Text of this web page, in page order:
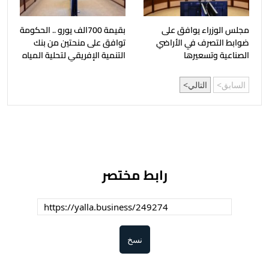
مجلس الوزراء يوافق على
ضوابط التصرف في الأراضي
الصناعية وتسعيرها
بقيمة 700الف يورو .. الحكومة
توافق على منحتين من بنك
التنمية الإفريقي لتحلية المياه
السابق التالي
رابط مختصر
نسخ